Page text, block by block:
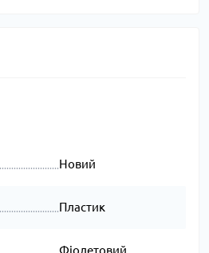
Новий
Пластик